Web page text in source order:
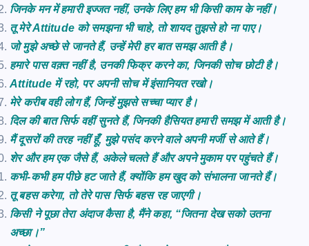
जिनके मन में हमारी इज्जत नहीं, उनके लिए हम भी किसी काम के नहीं।
तू मेरे Attitude को समझना भी चाहे, तो शायद तुझसे हो ना पाए।
जो मुझे अच्छे से जानते हैं, उन्हें मेरी हर बात समझ आती है।
हमारे पास वक़्त नहीं है, उनकी फिक्र करने का, जिनकी सोच छोटी है।
Attitude में रहो, पर अपनी सोच में इंसानियत रखो।
मेरे करीब वही लोग हैं, जिन्हें मुझसे सच्चा प्यार है।
दिल की बात सिर्फ वहीं सुनते हैं, जिनकी हैसियत हमारी समझ में आती है।
मैं दूसरों की तरह नहीं हूँ, मुझे पसंद करने वाले अपनी मर्जी से आते हैं।
शेर और हम एक जैसे हैं, अकेले चलते हैं और अपने मुकाम पर पहुंचते हैं।
कभी-कभी हम पीछे हट जाते हैं, क्योंकि हम खुद को संभालना जानते हैं।
तू बहस करेगा, तो तेरे पास सिर्फ बहस रह जाएगी।
किसी ने पूछा तेरा अंदाज कैसा है, मैंने कहा, “जितना देख सको उतना
अच्छा।”